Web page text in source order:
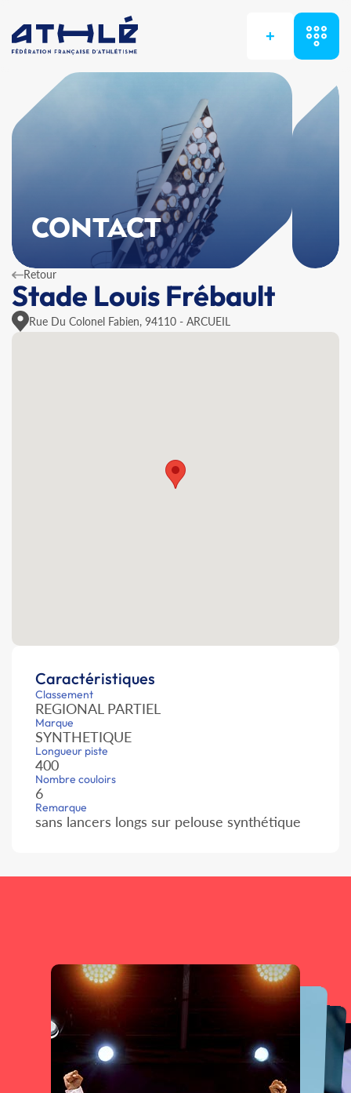
+
CONTACT
Retour
Stade Louis Frébault
Rue Du Colonel Fabien, 94110 - ARCUEIL
Caractéristiques
Classement
REGIONAL PARTIEL
Marque
SYNTHETIQUE
Longueur piste
400
Nombre couloirs
6
Remarque
sans lancers longs sur pelouse synthétique